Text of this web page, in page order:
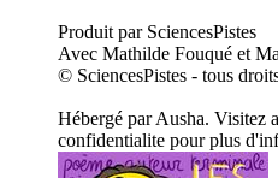
Produit par SciencesPistes
Avec Mathilde Fouqué et
© SciencesPistes - tous
Hébergé par Ausha. Visitez
confidentialite pour plus